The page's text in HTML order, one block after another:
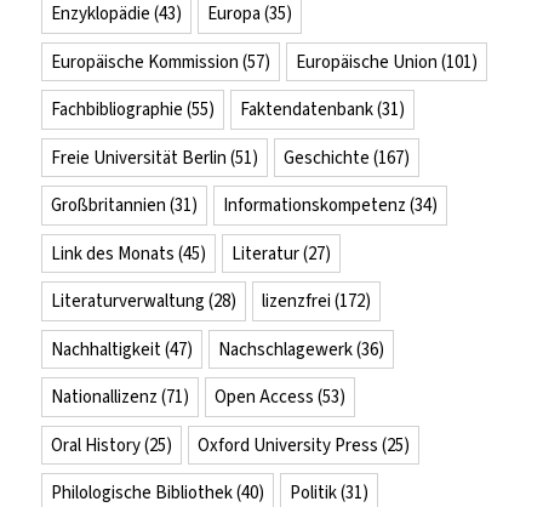
Enzyklopädie (43) Europa (35)
Europäische Kommission (57) Europäische Union (101)
Fachbibliographie (55) Faktendatenbank(31)
Freie Universität Berlin (51) Geschichte (167)
Großbritannien (31) Informationskompetenz (34)
Link des Monats (45) Literatur(27)
Literaturverwaltung (28) lizenzfrei (172)
Nachhaltigkeit(47) Nachschlagewerk(36)
Nationallizenz (71) Open Access (53)
Oral History(25) Oxford University Press (25)
Philologische Bibliothek(40) Politik(31)